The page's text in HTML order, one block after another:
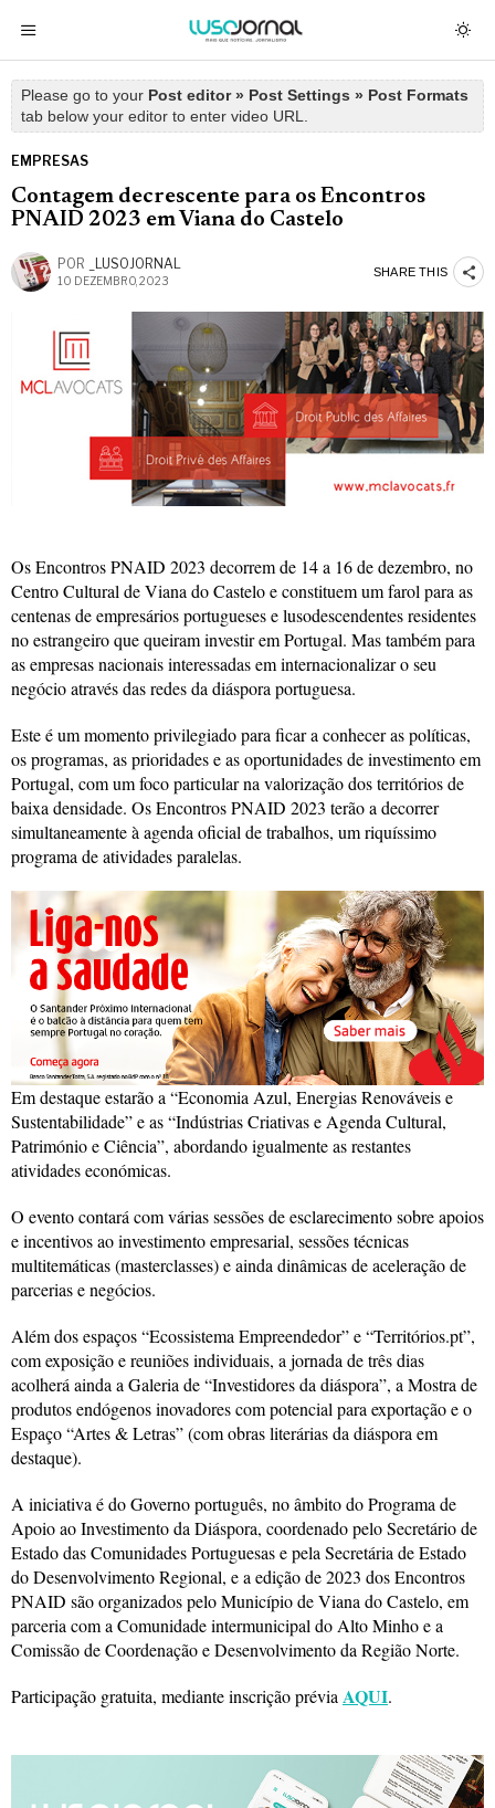
Please go to your Post editor » Post Settings » Post Formats
tab below your editor to enter video URL.
EMPRESAS
Contagem decrescente para os Encontros
PNAID 2023 em Viana do Castelo
POR _LUSOJORNAL
10 DEZEMBRO, 2023
SHARE THIS
Os Encontros PNAID 2023 decorrem de 14 a 16 de dezembro, no
Centro Cultural de Viana do Castelo e constituem um farol para as
centenas de empresários portugueses e lusodescendentes residentes
no estrangeiro que queiram investir em Portugal. Mas também para
as empresas nacionais interessadas em internacionalizar o seu
negócio através das redes da diáspora portuguesa.
Este é um momento privilegiado para ficar a conhecer as políticas,
os programas, as prioridades e as oportunidades de investimento em
Portugal, com um foco particular na valorização dos territórios de
baixa densidade. Os Encontros PNAID 2023 terão a decorrer
simultaneamente à agenda oficial de trabalhos, um riquíssimo
programa de atividades paralelas.
Em destaque estarão a “Economia Azul, Energias Renováveis e
Sustentabilidade” e as “Indústrias Criativas e Agenda Cultural,
Património e Ciência”, abordando igualmente as restantes
atividades económicas.
O evento contará com várias sessões de esclarecimento sobre apoios
e incentivos ao investimento empresarial, sessões técnicas
multitemáticas (masterclasses) e ainda dinâmicas de aceleração de
parcerias e negócios.
Além dos espaços “Ecossistema Empreendedor” e “Territórios.pt”,
com exposição e reuniões individuais, a jornada de três dias
acolherá ainda a Galeria de “Investidores da diáspora”, a Mostra de
produtos endógenos inovadores com potencial para exportação e o
Espaço “Artes & Letras” (com obras literárias da diáspora em
destaque).
A iniciativa é do Governo português, no âmbito do Programa de
Apoio ao Investimento da Diáspora, coordenado pelo Secretário de
Estado das Comunidades Portuguesas e pela Secretária de Estado
do Desenvolvimento Regional, e a edição de 2023 dos Encontros
PNAID são organizados pelo Município de Viana do Castelo, em
parceria com a Comunidade intermunicipal do Alto Minho e a
Comissão de Coordenação e Desenvolvimento da Região Norte.
Participação gratuita, mediante inscrição prévia AQUI.